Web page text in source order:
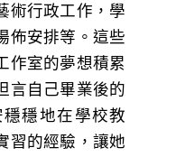
術行政工作，學
佈安排等。這些
作室的夢想積累
言自己畢業後的
穩地在學校教
習的經驗，讓她